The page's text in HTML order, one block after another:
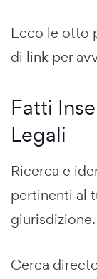
Ecco le otto
di link per
Fatti
Legali
Ricerca e
pertinenti al
giurisdizione.
Cerca